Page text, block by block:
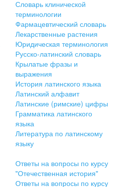
Словарь клинической
терминологии
Фармацевтический словарь
Лекарственные растения
Юридическая терминология
Русско-латинский словарь
Крылатые фразы и
выражения
История латинского языка
Латинский алфавит
Латинские (римские) цифры
Грамматика латинского
языка
Литература по латинскому
языку
Ответы на вопросы по курсу
"Отечественная история"
Ответы на вопросы по курсу